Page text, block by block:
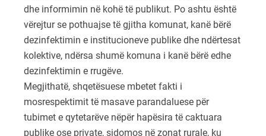
dhe informimin në kohë të publikut. Po ashtu është
vërejtur se pothuajse të gjitha komunat, kanë bërë
dezinfektimin e institucioneve publike dhe ndërtesat
kolektive, ndërsa shumë komuna i kanë bërë edhe
dezinfektimin e rrugëve.
Megjithatë, shqetësuese mbetet fakti i
mosrespektimit të masave parandaluese për
tubimet e qytetarëve nëpër hapësira të caktuara
publike ose private, sidomos në zonat rurale, ku